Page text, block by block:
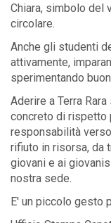
Chiara, simbolo del
circolare.
Anche gli studenti
attivamente,
sperimentando
Aderire a Terra
concreto di rispetto
responsabilità
rifiuto in risorsa, da
giovani e ai
nostra sede.
E' un piccolo gesto